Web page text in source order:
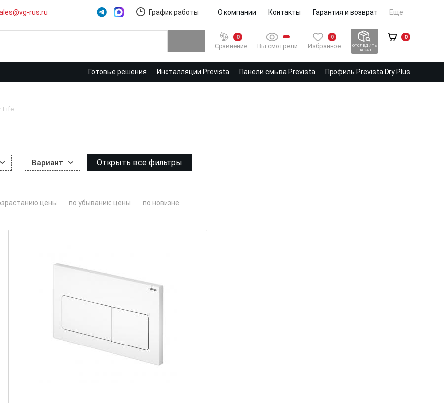
rus.ru График работы О компании Контакты Гарантия и возврат Еще
0
Сравнение Вы смотрели
0
Избранное
ОТСЛЕДИТЬ
ЗАКАЗ
0
Готовые решения Инсталляции Prevista Панели смыва Prevista Профиль Prevista Dry Plus
Life
Вариант Открыть все фильтры
цены по убыванию цены по новизне